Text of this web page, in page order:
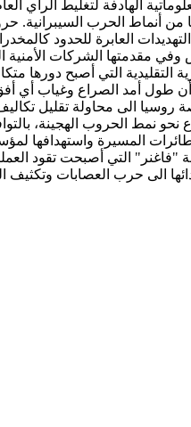
لتغليط الرأي العام
من أنماط الحرب
العابرة للحدود
مقدمتها الشركات الأمنية
التي أصبح دورها
طول أمد الصراع وغياب أي
الى محاولة تقليل
نمط الحروب الهجينة،
المسيرة واستهدافها
التي أصبحت تقود
الى حرب العصابات وتكثيف